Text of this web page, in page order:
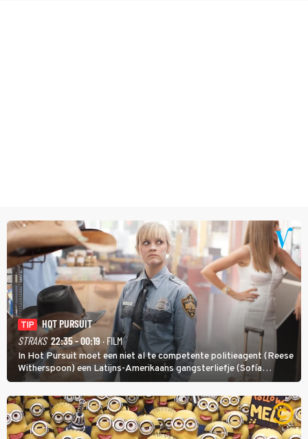
TIP
HOT PURSUIT
STRAKS 22:35 - 00:19 · FILM
In Hot Pursuit moet een niet al te competente politieagent (Reese
Witherspoon) een Latijns-Amerikaans gangsterliefje (Sofía
Vergara) beschermen tegen corrupte agenten en moordlustige
maffiatypes.